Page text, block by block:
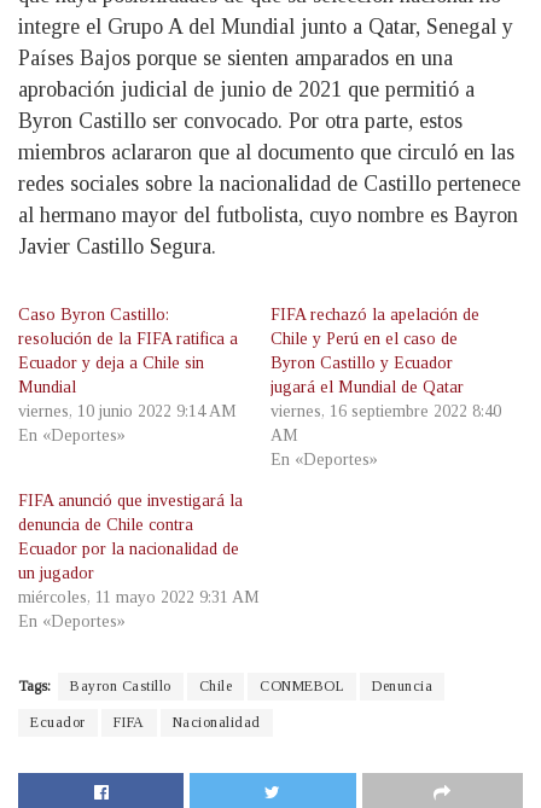
integre el Grupo A del Mundial junto a Qatar, Senegal y
Países Bajos porque se sienten amparados en una
aprobación judicial de junio de 2021 que permitió a
Byron Castillo ser convocado. Por otra parte, estos
miembros aclararon que al documento que circuló en las
redes sociales sobre la nacionalidad de Castillo pertenece
al hermano mayor del futbolista, cuyo nombre es Bayron
Javier Castillo Segura.
Caso Byron Castillo:
resolución de la FIFA ratifica a
Ecuador y deja a Chile sin
Mundial
viernes, 10 junio 2022 9:14 AM
En «Deportes»
FIFA rechazó la apelación de
Chile y Perú en el caso de
Byron Castillo y Ecuador
jugará el Mundial de Qatar
viernes, 16 septiembre 2022 8:40
AM
En «Deportes»
FIFA anunció que investigará la
denuncia de Chile contra
Ecuador por la nacionalidad de
un jugador
miércoles, 11 mayo 2022 9:31 AM
En «Deportes»
Tags: Bayron Castillo Chile CONMEBOL Denuncia
Ecuador FIFA Nacionalidad